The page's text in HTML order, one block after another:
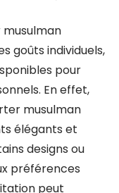
goûts individuels,
pour
En effet,
musulman
élégants et
designs ou
préférences
peut